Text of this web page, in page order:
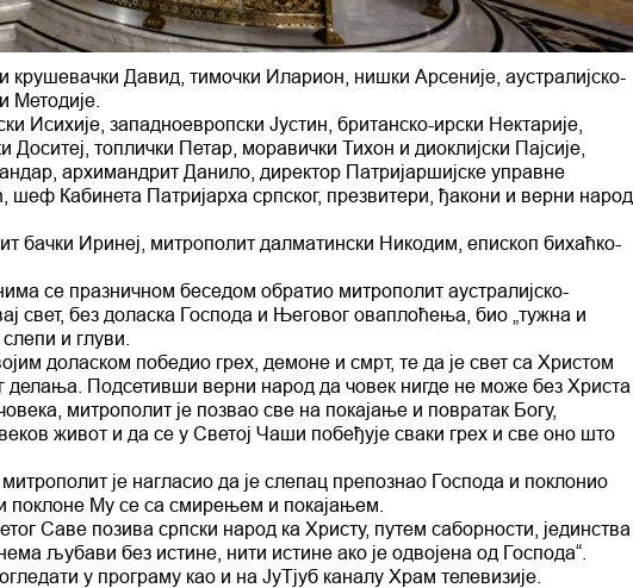
Давид, тимочки Иларион, нишки Арсеније, аустралијско-
Методије.
Исихије, западноевропски Јустин, британско-ирски Нектарије,
топлички Петар, моравички Тихон и диоклијски Пајсије,
архимандрит Данило, директор Патријаршијске управне
шеф Кабинета Патријарха српског, презвитери, ђакони и верни народ
бачки Иринеј, митрополит далматински Никодим, епископ бихаћко-
се празничном беседом обратио митрополит аустралијско-
свет, без доласка Господа и Његовог оваплоћења, био „тужна и
и глуви.
доласком победио грех, демоне и смрт, те да је свет са Христом
Подсетивши верни народ да човек нигде не може без Христа
митрополит је позвао све на покајање и повратак Богу,
живот и да се у Светој Чаши побеђује сваки грех и све оно што
је нагласио да је слепац препознао Господа и поклонио
поклоне Му се са смирењем и покајањем.
Саве позива српски народ ка Христу, путем саборности, јединства
љубави без истине, нити истине ако је одвојена од Господа“.
у програму као и на ЈуТјуб каналу Храм телевизије.